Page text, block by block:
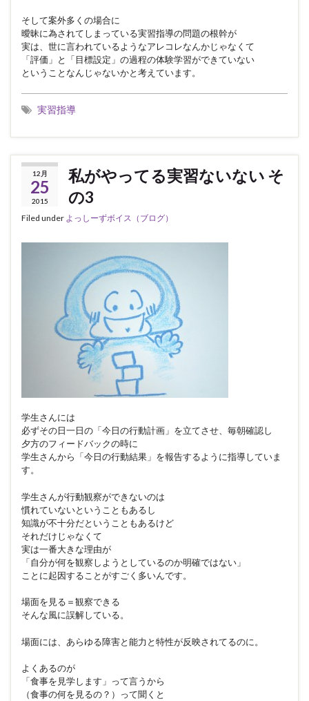
そして案外多くの場合に
曖昧に為されてしまっている実習指導の問題の根幹が
実は、世に言われているようなアレコレなんかじゃなくて
「評価」と「目標設定」の過程の体験学習ができていない
ということなんじゃないかと考えています。
実習指導
12月
25
2015
私がやってる実習ないない そ
の3
Filed under よっしーずボイス（ブログ）
学生さんには
必ずその日一日の「今日の行動計画」を立てさせ、毎朝確認し
夕方のフィードバックの時に
学生さんから「今日の行動結果」を報告するように指導していま
す。
学生さんが行動観察ができないのは
慣れていないということもあるし
知識が不十分だということもあるけど
それだけじゃなくて
実は一番大きな理由が
「自分が何を観察しようとしているのか明確ではない」
ことに起因することがすごく多いんです。
場面を見る＝観察できる
そんな風に誤解している。
場面には、あらゆる障害と能力と特性が反映されてるのに。
よくあるのが
「食事を見学します」って言うから
（食事の何を見るの？）って聞くと